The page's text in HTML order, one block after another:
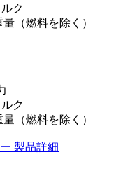
ク
（燃料を除く）
ク
（燃料を除く）
製品詳細